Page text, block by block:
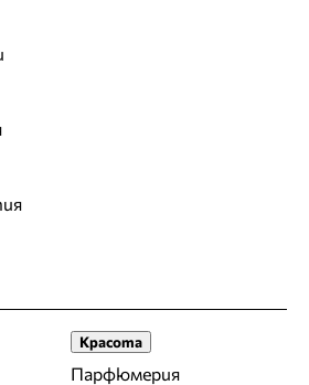
Красота
Парфюмерия